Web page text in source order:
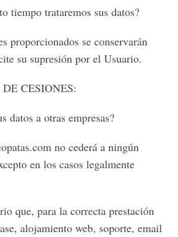
tiempo trataremos sus datos?
proporcionados se conservarán
su supresión por el Usuario.
CESIONES:
datos a otras empresas?
no cederá a ningún
en los casos legalmente
que, para la correcta prestación
alojamiento web, soporte, email